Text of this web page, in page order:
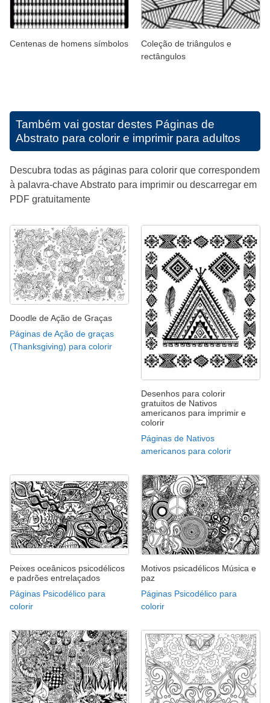
Centenas de homens símbolos
Coleção de triângulos e
rectângulos
Também vai gostar destes Páginas de
Abstrato para colorir e imprimir para adultos
Descubra todas as páginas para colorir que correspondem
à palavra-chave Abstrato para imprimir ou descarregar em
PDF gratuitamente
Doodle de Ação de Graças
Páginas de Ação de graças
(Thanksgiving) para colorir
Desenhos para colorir
gratuitos de Nativos
americanos para imprimir e
colorir
Páginas de Nativos
americanos para colorir
Peixes oceânicos psicodélicos
e padrões entrelaçados
Páginas Psicodélico para
colorir
Motivos psicadélicos Música e
paz
Páginas Psicodélico para
colorir